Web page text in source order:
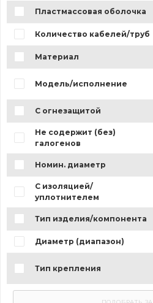
Пластмассовая оболочка
Количество кабелей/труб
Материал
Модель/исполнение
С огнезащитой
Не содержит (без)
галогенов
Номин. диаметр
С изоляцией/
уплотнителем
Тип изделия/компонента
Диаметр (диапазон)
Тип крепления